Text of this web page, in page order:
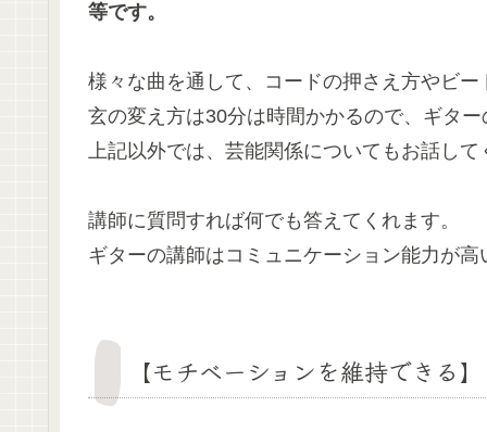
等です。
様々な曲を通して、コードの押さえ方やビ
玄の変え方は30分は時間かかるので、ギタ
上記以外では、芸能関係についてもお話し
講師に質問すれば何でも答えてくれます。
ギターの講師はコミュニケーション能力が高
【モチベーションを維持できる】